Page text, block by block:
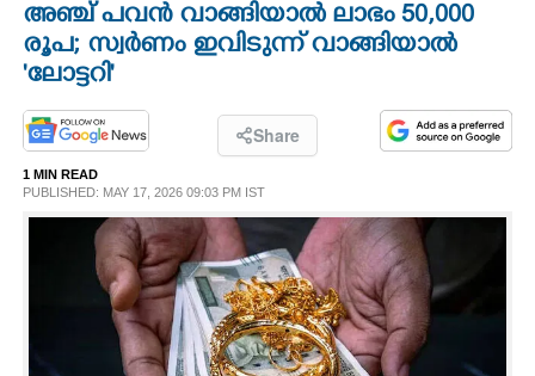
OPINION
PHOTOS
LIFESTYLE
SPIRITUAL
അഞ്ച് പവന്‍ വാങ്ങിയാല്‍ ലാഭം 50,000
രൂപ; സ്വര്‍ണം ഇവിടുന്ന് വാങ്ങിയാല്‍
'ലോട്ടറി'
Share
1 MIN READ
PUBLISHED: MAY 17, 2026 09:03 PM IST